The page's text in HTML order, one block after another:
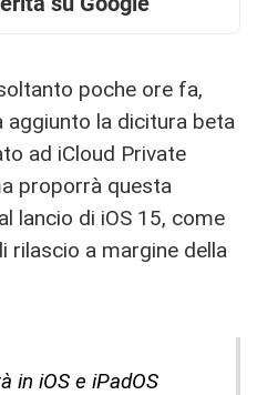
poche ore fa,
aggiunto la dicitura beta
ad iCloud Private
proporrà questa
lancio di iOS 15, come
rilascio a margine della
in iOS e iPadOS